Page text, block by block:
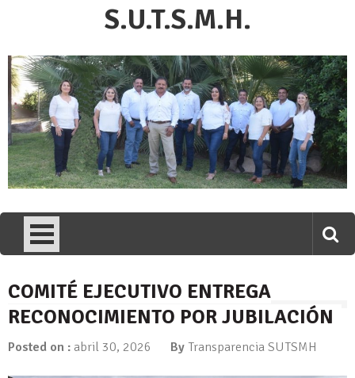
S.U.T.S.M.H.
COMITÉ EJECUTIVO ENTREGA
RECONOCIMIENTO POR JUBILACIÓN
Posted on : abril 30, 2026 By Transparencia SUTSMH